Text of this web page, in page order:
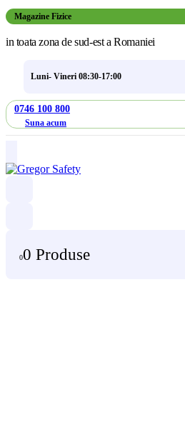
Magazine Fizice
in toata zona de sud-est a Romaniei
Luni- Vineri 08:30-17:00
0746 100 800
Suna acum
00 Produse